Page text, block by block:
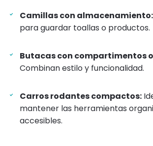
Camillas con almacenamiento:
para guardar toallas o productos.
Butacas con compartimentos
Combinan estilo y funcionalidad.
Carros rodantes compactos:
mantener las herramientas
accesibles.